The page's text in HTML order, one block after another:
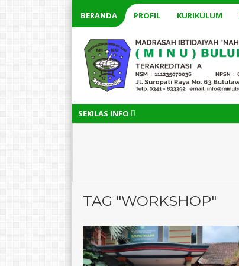
BERANDA PROFIL KURIKULUM
SEKILAS INFO
TAG "WORKSHOP"